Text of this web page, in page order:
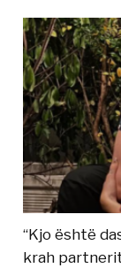
“Kjo është
krah